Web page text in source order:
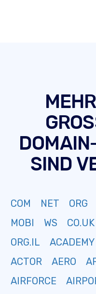
SIND
COM NET ORG
MOBI
WS CO.UK
ORG.IL
ACADEMY
ACTOR
AERO
AIRFORCE